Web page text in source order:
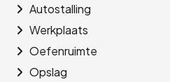
Autostalling
Werkplaats
Oefenruimte
Opslag